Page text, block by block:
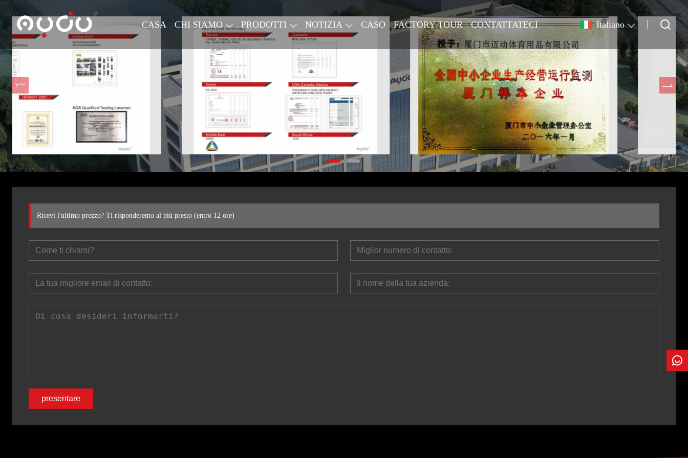
CASA CHI SIAMO PRODOTTI NOTIZIA CASO FACTORY TOUR CONTATTATECI Italiano
Ricevi l'ultimo prezzo? Ti risponderemo al più presto (entro 12 ore)
presentare